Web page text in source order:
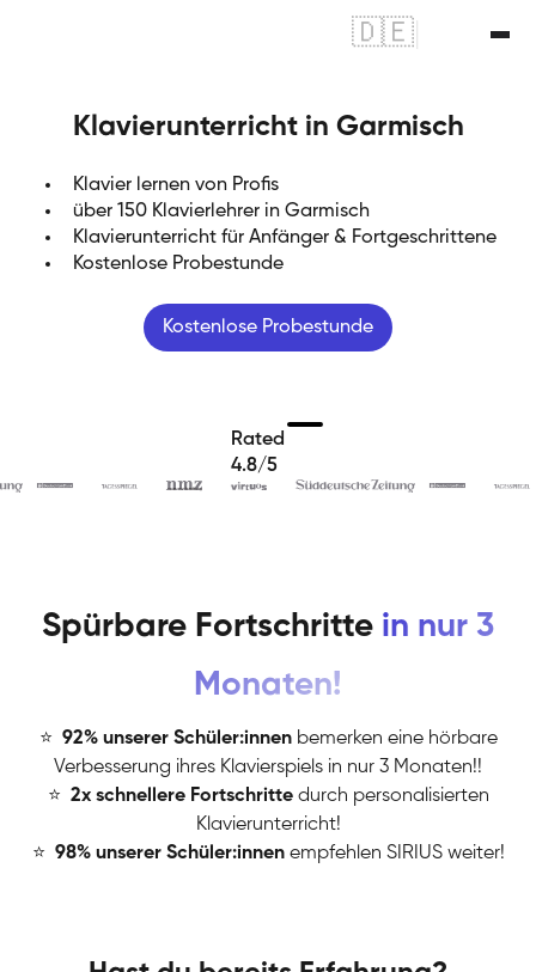
🇩🇪
Klavierunterricht in Garmisch
Klavier lernen von Profis
über 150 Klavierlehrer in Garmisch
Klavierunterricht für Anfänger & Fortgeschrittene
Kostenlose Probestunde
Kostenlose Probestunde
Rated
4.8/5
Spürbare Fortschritte in nur 3
Monaten!
⭐ 92% unserer Schüler:innen bemerken eine hörbare
Verbesserung ihres Klavierspiels in nur 3 Monaten!!
⭐ 2x schnellere Fortschritte durch personalisierten
Klavierunterricht!
⭐ 98% unserer Schüler:innen empfehlen SIRIUS weiter!